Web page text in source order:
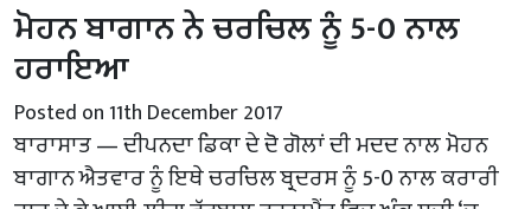
ਮੋਹਨ ਬਾਗਾਨ ਨੇ ਚਰਚਿਲ ਨੂੰ 5-0 ਨਾਲ
ਹਰਾਇਆ
Posted on 11th December 2017
ਬਾਰਾਸਾਤ — ਦੀਪਨਦਾ ਡਿਕਾ ਦੇ ਦੋ ਗੋਲਾਂ ਦੀ ਮਦਦ ਨਾਲ ਮੋਹਨ
ਬਾਗਾਨ ਐਤਵਾਰ ਨੂੰ ਇਥੇ ਚਰਚਿਲ ਬ੍ਰਦਰਸ ਨੂੰ 5-0 ਨਾਲ ਕਰਾਰੀ